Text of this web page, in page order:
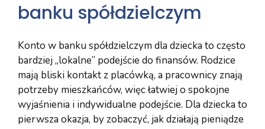
banku spółdzielczym
Konto w banku spółdzielczym dla dziecka to często
bardziej „lokalne” podejście do finansów. Rodzice
mają bliski kontakt z placówką, a pracownicy znają
potrzeby mieszkańców, więc łatwiej o spokojne
wyjaśnienia i indywidualne podejście. Dla dziecka to
pierwsza okazja, by zobaczyć, jak działają pieniądze